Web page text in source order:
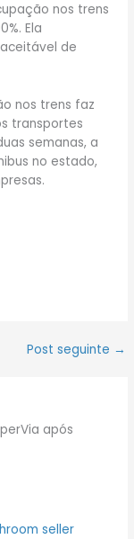
nos trens
Ela
de
nos trens faz
transportes
semanas, a
no estado,
Post seguinte →
após
seller​